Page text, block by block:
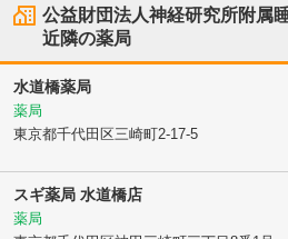
公益財団法人神経研究所附属
近隣の薬局
水道橋薬局
薬局
東京都千代田区三崎町2-17-5
スギ薬局 水道橋店
薬局